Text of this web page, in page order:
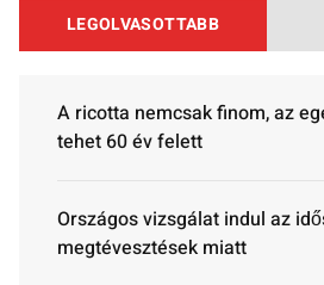
LEGOLVASOTTABB
A ricotta nemcsak finom, az
tehet 60 év felett
Országos vizsgálat indul az
megtévesztések miatt